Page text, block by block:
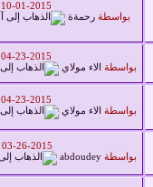
10-01-2015
بواسطة رحمةة
04-23-2015
بواسطة الاء مولاي
04-23-2015
بواسطة الاء مولاي
03-26-2015
بواسطة abdoudey